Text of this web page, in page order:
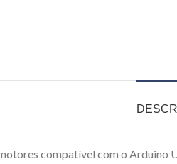
compatível com o Arduino